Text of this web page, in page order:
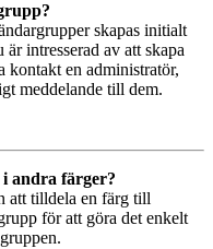
skapas initialt
intresserad av att skapa
kontakt en administratör,
meddelande till dem.
andra färger?
att tilldela en färg till
för att göra det enkelt